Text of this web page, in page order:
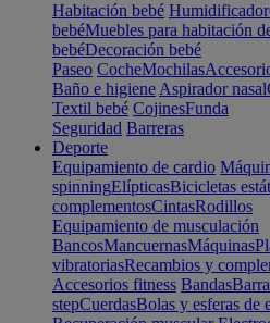
Habitación bebé
bebéMuebles para habitación
bebéDecoración bebé
Paseo CocheMochilas
Baño e higiene Aspirador nasal
Textil bebé CojinesFunda
Seguridad Barreras
Deporte
Equipamiento de cardio
spinningElípticasBicicletas
complementosCintasRodillos
Equipamiento de musculación
BancosMancuernasMáquinas
vibratoriasRecambios y
Accesorios fitness Bandas
stepCuerdasBolas y esferas de